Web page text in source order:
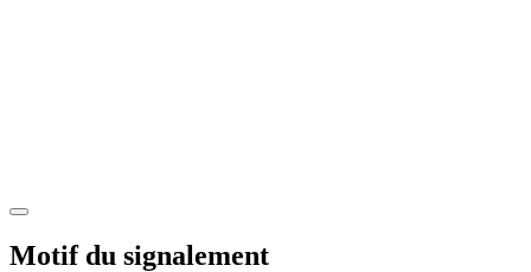
Motif du signalement